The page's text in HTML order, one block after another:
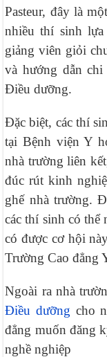
Pasteur, đây là
nhiều thí sinh
giảng viên giỏi
và hướng dẫn
Điều dưỡng.
Đặc biệt, các thí
tại Bệnh viện Y
nhà trường liên
đúc rút kinh
ghế nhà trường.
các thí sinh có thể
có được cơ hội
Trường Cao đẳng
Ngoài ra nhà
Điều dưỡng cho
đẳng muốn đăng
nghề nghiệp